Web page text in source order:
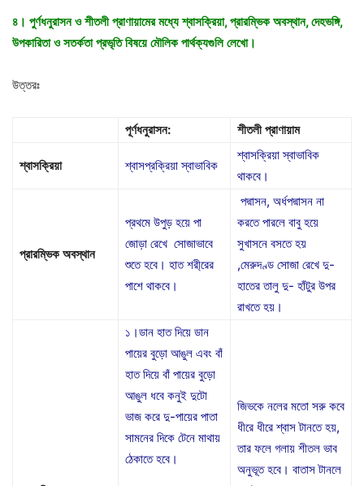
৪। পুর্ণধনুরাসন ও শীতলী প্রাণায়ামের মধ্যে শ্বাসক্রিয়া,প্রারম্ভিক অবস্থান,দেহভঙ্গি,
উপকারিতা ও সতর্কতা প্রভৃতি বিষয়ে মৌলিক পার্থক্যগুলি লেখো।
উত্তরঃ
পূর্ণধনুরাসন: শীতলী প্রাণায়াম
শ্বাসক্রিয়া শ্বাসপ্রক্রিয়া স্বাভাবিক
শ্বাসক্রিয়া স্বাভাবিক
থাকবে।
প্রারম্ভিক অবস্থান
প্রথমে উপুড় হয়ে পা
জোড়া রেখে সোজাভাবে
শুতে হবে। হাত শরী্রের
পাশে থাকবে।
পদ্মাসন, অর্ধপদ্মাসন না
করতে পারলে বাবু হয়ে
সুখাসনে বসতে হয়
,মেরুদণ্ড সোজা রেখে দু-
হাতের তালু দু- হাঁটুর উপর
রাখতে হয়।
১।ডান হাত দিয়ে ডান
পায়ের বুড়ো আঙুল এবং বাঁ
হাত দিয়ে বাঁ পায়ের বুড়ো
আঙুল ধবে কনুই দুটো
ভাজ করে দু-পায়ের পাতা
সামনের দিকে টেনে মাথায়
ঠেকাতে হবে।
জিভকে নলের মতো সরু কবে
ধীরে ধীরে শ্বাস টানতে হয়,
তার ফলে গলায় শীতল ভাব
অনুভূত হবে। বাতাস টানলে